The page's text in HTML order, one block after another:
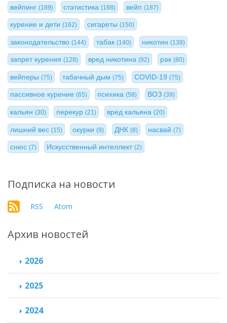
вейпинг (189) статистика(188) вейп (187)
курение и дети (162) сигареты(150)
законодательство (144) табак(140) никотин (139)
запрет курения (128) вред никотина(92) рак (80)
вейперы (75) табачный дым(75) COVID-19 (75)
пассивное курение (65) психика(58) ВОЗ (39)
кальян (30) перекур(21) вред кальяна (20)
лишний вес (15) окурки(9) ДНК (8) насвай(7)
снюс (7) Искусственный интеллект(2)
Подписка на новости
RSS Atom
Архив новостей
2026
2025
2024